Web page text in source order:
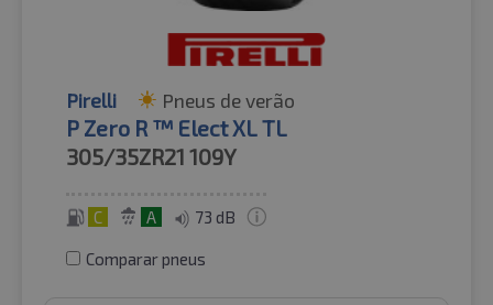
Pirelli Pneus de verão
P Zero R ™ Elect XL TL
305/35ZR21 109Y
C A 73 dB
Comparar pneus